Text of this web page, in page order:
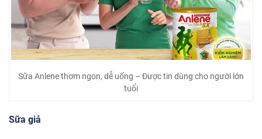
Sữa Anlene thơm ngon, dễ uống – Được tin dùng cho người lớn
tuổi
Sữa giả